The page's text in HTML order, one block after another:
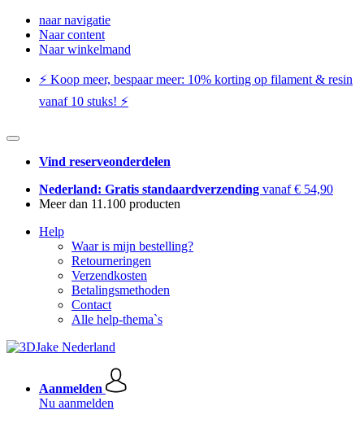
naar navigatie
Naar content
Naar winkelmand
⚡️ Koop meer, bespaar meer: ​​10% korting op filament & resin
vanaf 10 stuks! ⚡️
Vind reserveonderdelen
Nederland: Gratis standaardverzending vanaf € 54,90
Meer dan 11.100 producten
Help
Waar is mijn bestelling?
Retourneringen
Verzendkosten
Betalingsmethoden
Contact
Alle help-thema`s
Aanmelden
Nu aanmelden